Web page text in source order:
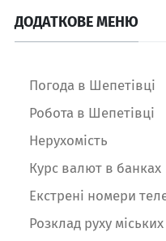
ДОДАТКОВЕ МЕНЮ
Погода в Шепетівці
Робота в Шепетівці
Нерухомість
Курс валют в банках
Екстрені номери
Розклад руху